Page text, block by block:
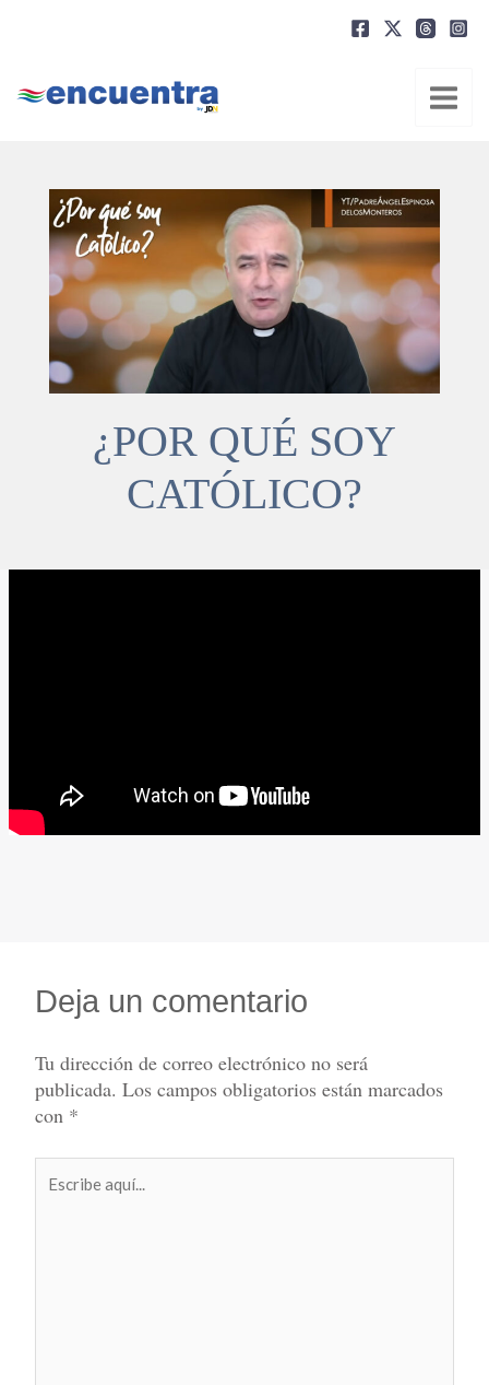
¿POR QUÉ SOY
CATÓLICO?
Deja un comentario
Tu dirección de correo electrónico no será
publicada. Los campos obligatorios están marcados
con *
aquí...